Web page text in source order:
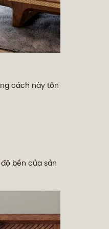
cách này tôn
bền của sản